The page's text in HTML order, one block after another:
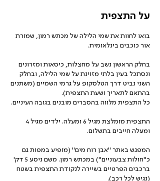
על התצפית
בואו לחוות את שמי הלילה של מכתש רמון, שמורת
בחלק הראשון נשב על מחצלות, כיסאות ומזרונים
ונסתכל בעין בלתי מזוינת על שמי הלילה, ובחלק
השני נביט דרך הטלסקופ על גרמי השמיים (משתנים
התצפית מומלצת מגיל 6 ומעלה. ילדים מגיל 4
המפגש באתר "אבן רוח מים" (מופיע במפות גם
כ"חולות צבעוניים") במכתש רמון. משם ניסע 5 דק'
ברכבים הפרטיים בשיירה לנקודת התצפית בשטח